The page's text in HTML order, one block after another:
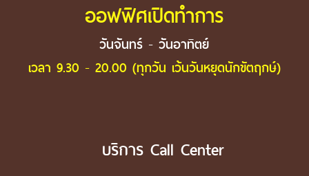
ออฟฟิศเปิดทำการ
วันจันทร์ - วันอาทิตย์
เวลา 9.30 - 20.00 (ทุกวัน เว้นวันหยุดนักขัตฤกษ์)
บริการ Call Center